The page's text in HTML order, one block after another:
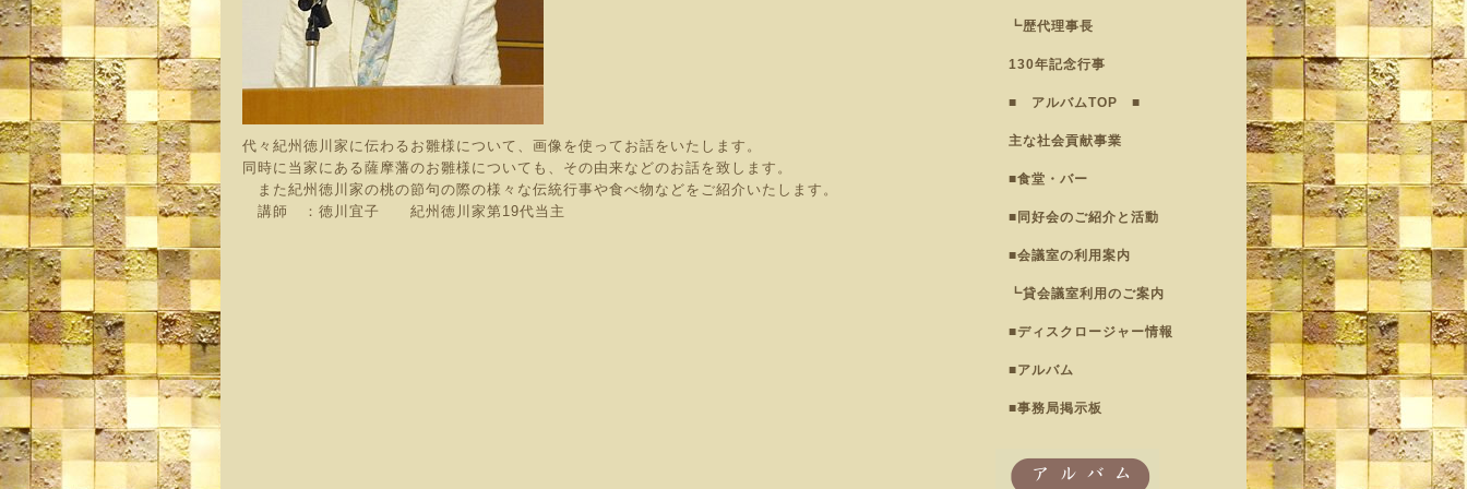
代々紀州徳川家に伝わるお雛様について、画像を使ってお話をいたします。
同時に当家にある薩摩藩のお雛様についても、その由来などのお話を致します。
また紀州徳川家の桃の節句の際の様々な伝統行事や食べ物などをご紹介いたします。
講師 ：徳川宜子 紀州徳川家第19代当主
┗歴代理事長
130年記念行事
■ アルバムTOP ■
主な社会貢献事業
■食堂・バー
■同好会のご紹介と活動
■会議室の利用案内
┗貸会議室利用のご案内
■ディスクロージャー情報
■アルバム
■事務局掲示板